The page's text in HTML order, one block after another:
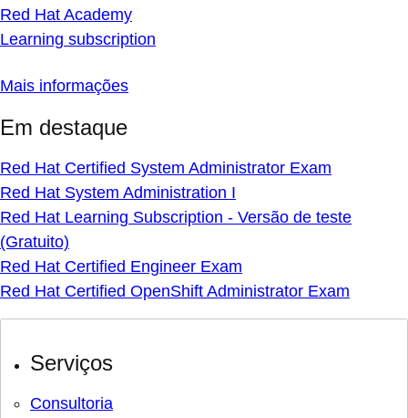
Red Hat Academy
Learning subscription
Mais informações
Em destaque
Red Hat Certified System Administrator Exam
Red Hat System Administration I
Red Hat Learning Subscription - Versão de teste
(Gratuito)
Red Hat Certified Engineer Exam
Red Hat Certified OpenShift Administrator Exam
Serviços
Consultoria